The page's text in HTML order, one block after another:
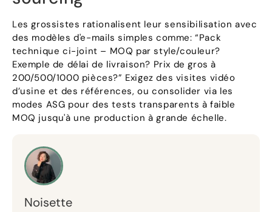
Les grossistes rationalisent leur sensibilisation avec
des modèles d'e-mails simples comme: “Pack
technique ci-joint – MOQ par style/couleur?
Exemple de délai de livraison? Prix ​​de gros à
200/500/1000 pièces?” Exigez des visites vidéo
d’usine et des références, ou consolider via les
modes ASG pour des tests transparents à faible
MOQ jusqu'à une production à grande échelle.
Noisette